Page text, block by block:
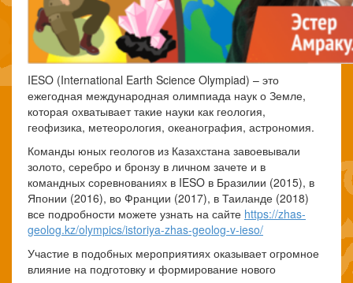
IESO (International Earth Science Olympiad) – это
ежегодная международная олимпиада наук о Земле,
которая охватывает такие науки как геология,
геофизика, метеорология, океанография, астрономия.
Команды юных геологов из Казахстана завоевывали
золото, серебро и бронзу в личном зачете и в
командных соревнованиях в IESO в Бразилии (2015), в
Японии (2016), во Франции (2017), в Таиланде (2018)
все подробности можете узнать на сайте https://zhas-
geolog.kz/olympics/istoriya-zhas-geolog-v-ieso/
Участие в подобных мероприятиях оказывает огромное
влияние на подготовку и формирование нового